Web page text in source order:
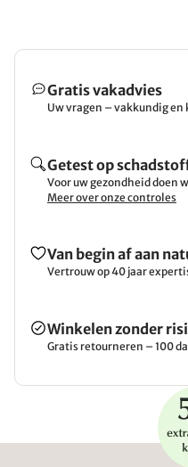
Gratis vakadvies
Uw vragen – vakkundig
Getest op
Voor uw gezondheid doen
Meer over onze controles
Van begin af aan
Vertrouw op 40 jaar
Winkelen zonder
Gratis retourneren – 100